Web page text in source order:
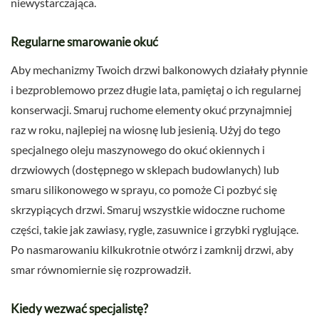
Regularne smarowanie okuć
Aby mechanizmy Twoich drzwi balkonowych działały płynnie
i bezproblemowo przez długie lata, pamiętaj o ich regularnej
konserwacji. Smaruj ruchome elementy okuć przynajmniej
raz w roku, najlepiej na wiosnę lub jesienią. Użyj do tego
specjalnego oleju maszynowego do okuć okiennych i
drzwiowych (dostępnego w sklepach budowlanych) lub
smaru silikonowego w sprayu, co pomoże Ci pozbyć się
skrzypiących drzwi. Smaruj wszystkie widoczne ruchome
części, takie jak zawiasy, rygle, zasuwnice i grzybki ryglujące.
Po nasmarowaniu kilkukrotnie otwórz i zamknij drzwi, aby
smar równomiernie się rozprowadził.
Kiedy wezwać specjalistę?